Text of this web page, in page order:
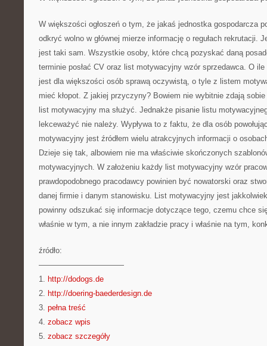
W większości ogłoszeń o tym, że jakaś jednostka gospodarcza
odkryć wolno w głównej mierze informację o regułach rekrutacji.
jest taki sam. Wszystkie osoby, które chcą pozyskać daną
terminie posłać CV oraz list motywacyjny wzór sprzedawca. O ile
jest dla większości osób sprawą oczywistą, o tyle z listem
mieć kłopot. Z jakiej przyczyny? Bowiem nie wybitnie zdają
list motywacyjny ma służyć. Jednakże pisanie listu
lekceważyć nie należy. Wypływa to z faktu, że dla osób
motywacyjny jest źródłem wielu atrakcyjnych informacji o
Dzieje się tak, albowiem nie ma właściwie skończonych
motywacyjnych. W założeniu każdy list motywacyjny wzór
prawdopodobnego pracodawcy powinien być nowatorski oraz
danej firmie i danym stanowisku. List motywacyjny jest
powinny odszukać się informacje dotyczące tego, czemu chce
właśnie w tym, a nie innym zakładzie pracy i właśnie na tym,
źródło:
———————————
1. http://dodogs.de
2. http://doering-baederdesign.de
3. pełna treść
4. zobacz wpis
5. zobacz szczegóły